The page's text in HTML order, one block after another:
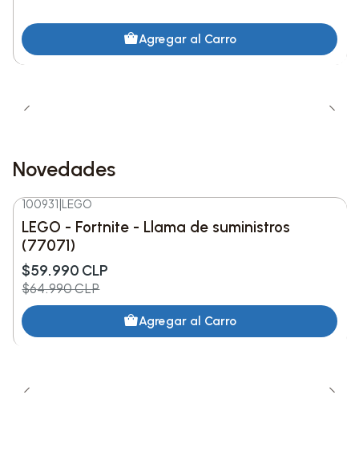
Agregar al Carro
Novedades
-8%DESC.
Nuevo
100931 LEGO
LEGO - Fortnite - Llama de suministros
(77071)
$59.990 CLP
$64.990 CLP
Agregar al Carro